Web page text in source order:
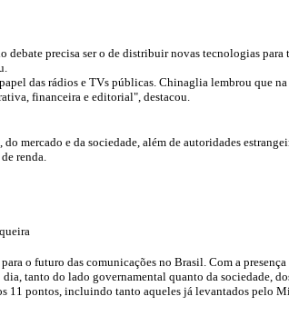
precisa ser o de distribuir novas tecnologias
das rádios e TVs públicas. Chinaglia lembrou que
financeira e editorial", destacou.
mercado e da sociedade, além de autoridades
renda.
o futuro das comunicações no Brasil. Com a
tanto do lado governamental quanto da sociedade,
11 pontos, incluindo tanto aqueles já levantados pelo